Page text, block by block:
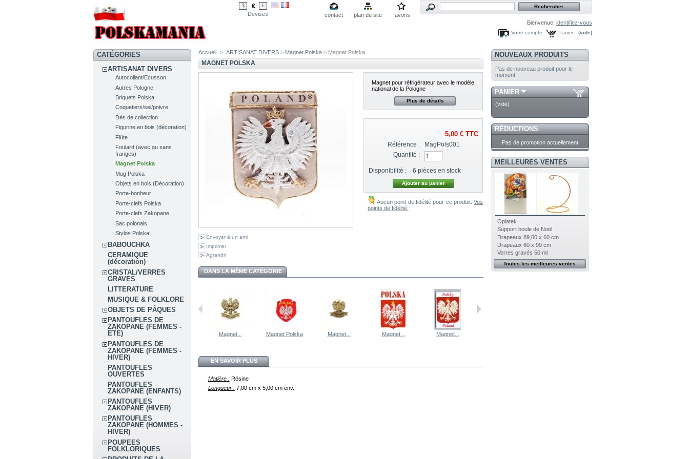
$ € £
Devises contact plan du site
favoris
Bienvenue,identifiez-vous
Panier : (vide)
Votre compte
CATÉGORIES
ARTISANAT DIVERS
Autocollant/Ecusson
Autres Pologne
Briquets Polska
Coquetiers/sel/poivre
Dès de collection
Figurine en bois (décoration)
Flûte
Foulard (avec ou sans
franges)
Magnet Polska
Mug Polska
Objets en bois (Décoration)
Porte-bonheur
Porte-clefs Polska
Porte-clefs Zakopane
Sac polonais
Stylos Polska
BABOUCHKA
CERAMIQUE
(décoration)
CRISTAL/VERRES
GRAVES
LITTERATURE
MUSIQUE & FOLKLORE
OBJETS DE PÂQUES
PANTOUFLES DE
ZAKOPANE (FEMMES -
ETE)
PANTOUFLES DE
ZAKOPANE (FEMMES -
HIVER)
PANTOUFLES
OUVERTES
PANTOUFLES
ZAKOPANE (ENFANTS)
PANTOUFLES
ZAKOPANE (HIVER)
PANTOUFLES
ZAKOPANE (HOMMES -
HIVER)
POUPEES
FOLKLORIQUES
Accueil > ARTISANAT DIVERS > Magnet Polska > Magnet Polska
MAGNET POLSKA
Envoyer à un ami
Imprimer
Agrandir
Magnet pour réfrigérateur avec le modèle
national de la Pologne
Plus de détails
5,00 €TTC
Référence :
MagPols001
Quantité :
Disponibilité : 6 pièces en stock
Aucun point de fidélité pour ce produit.Vos
points de fidélité.
DANS LA MÊME CATÉGORIE
Magnet... Magnet Polska Magnet... Magnet... Magnet...
EN SAVOIR PLUS
Matière :Résine
Longueur :7,00 cm x 5,00 cm env.
NOUVEAUX PRODUITS
Pas de nouveau produit pour le
moment
PANIER
(vide)
RÉDUCTIONS
Pas de promotion actuellement
MEILLEURES VENTES
Oplatek
Support boule de Noël
Drapeaux 89,00 x 60 cm
Drapeaux 60 x 90 cm
Verres gravés 50 ml
Toutes les meilleures ventes